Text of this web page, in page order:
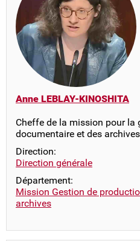
Anne LEBLAY-KINOSHITA
Cheffe de la mission pour la
documentaire et des archives
Direction:
Direction générale
Département:
Mission Gestion de
archives